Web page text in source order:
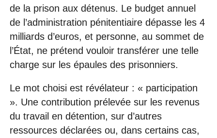
de la prison aux détenus. Le budget annuel
de l’administration pénitentiaire dépasse les 4
milliards d’euros, et personne, au sommet de
l’État, ne prétend vouloir transférer une telle
charge sur les épaules des prisonniers.
Le mot choisi est révélateur : « participation
». Une contribution prélevée sur les revenus
du travail en détention, sur d’autres
ressources déclarées ou, dans certains cas,